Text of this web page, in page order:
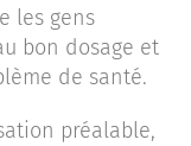
les gens
bon dosage et
de santé.
préalable,